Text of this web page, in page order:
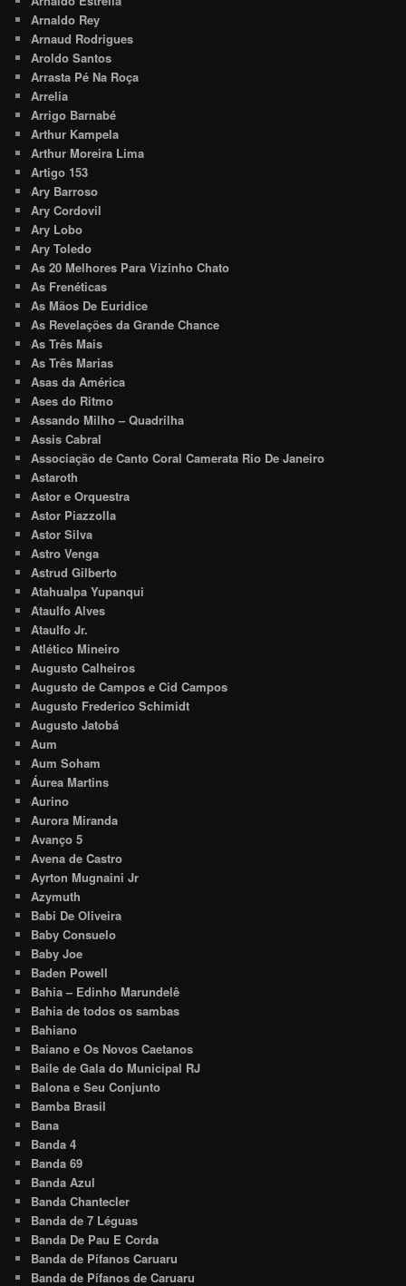
Arnaldo Rey
Arnaud Rodrigues
Aroldo Santos
Arrasta Pé Na Roça
Arrelia
Arrigo Barnabé
Arthur Kampela
Arthur Moreira Lima
Artigo 153
Ary Barroso
Ary Cordovil
Ary Lobo
Ary Toledo
As 20 Melhores Para Vizinho Chato
As Frenéticas
As Mãos De Euridice
As Revelações da Grande Chance
As Três Mais
As Três Marias
Asas da América
Ases do Ritmo
Assando Milho – Quadrilha
Assis Cabral
Associação de Canto Coral Camerata Rio De Janeiro
Astaroth
Astor e Orquestra
Astor Piazzolla
Astor Silva
Astro Venga
Astrud Gilberto
Atahualpa Yupanqui
Ataulfo Alves
Ataulfo Jr.
Atlético Mineiro
Augusto Calheiros
Augusto de Campos e Cid Campos
Augusto Frederico Schimidt
Augusto Jatobá
Aum
Aum Soham
Áurea Martins
Aurino
Aurora Miranda
Avanço 5
Avena de Castro
Ayrton Mugnaini Jr
Azymuth
Babi De Oliveira
Baby Consuelo
Baby Joe
Baden Powell
Bahia – Edinho Marundelê
Bahia de todos os sambas
Bahiano
Baiano e Os Novos Caetanos
Baile de Gala do Municipal RJ
Balona e Seu Conjunto
Bamba Brasil
Bana
Banda 4
Banda 69
Banda Azul
Banda Chantecler
Banda de 7 Léguas
Banda De Pau E Corda
Banda de Pífanos Caruaru
Banda de Pífanos de Caruaru